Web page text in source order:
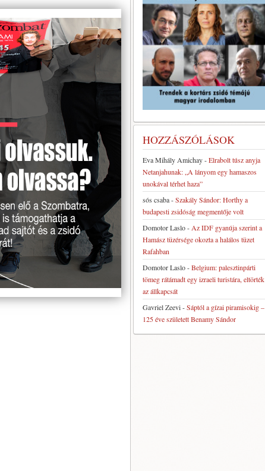
HOZZÁSZÓLÁSOK
Eva Mihály Amichay-Elrabolt túsz anyja
Netanjahunak: „A lányom egy hamaszos
unokával térhet haza”
sós csaba-Szakály Sándor: Horthy a
budapesti zsidóság megmentője volt
Domotor Laslo- Az IDF gyanúja szerint a
Hamász tüzérsége okozta a halálos tüzet
Rafahban
Domotor Laslo-Belgium: palesztinpárti
tömeg rátámadt egy izraeli turistára, eltörték
az állkapcsát
Gavriel Zeevi-Sáptól a gízai piramisokig –
125 éve született Benamy Sándor